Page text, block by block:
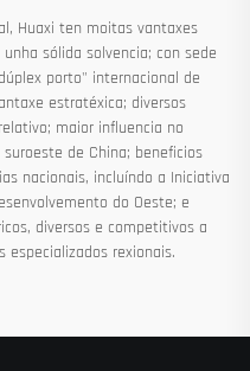
Huaxi ten moitas vantaxes
sólida solvencia; con sede
porto" internacional de
estratéxica; diversos
maior influencia no
de China; beneficios
nacionais, incluíndo a Iniciativa
do Oeste; e
diversos e competitivos a
especializados rexionais.